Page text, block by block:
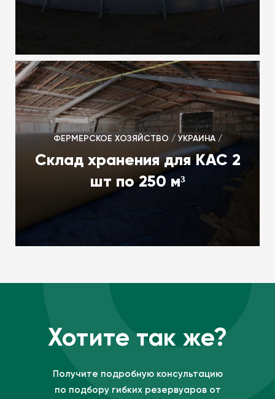
ФЕРМЕРСКОЕ ХОЗЯЙСТВО / УКРАИНА /
Склад хранения для КАС 2
шт по 250 м³
Хотите так же?
Получите подробную консультацию
по подбору гибких резервуаров от